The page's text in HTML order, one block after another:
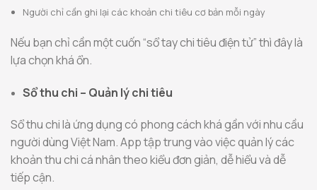
Người chỉ cần ghi lại các khoản chi tiêu cơ bản mỗi ngày
Nếu bạn chỉ cần một cuốn “sổ tay chi tiêu điện tử” thì đây là
lựa chọn khá ổn.
Sổ thu chi – Quản lý chi tiêu
Sổ thu chi là ứng dụng có phong cách khá gần với nhu cầu
người dùng Việt Nam. App tập trung vào việc quản lý các
khoản thu chi cá nhân theo kiểu đơn giản, dễ hiểu và dễ
tiếp cận.